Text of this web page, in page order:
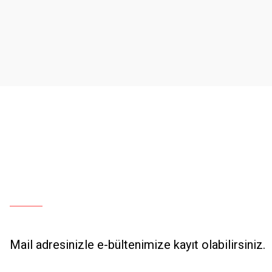
Mail adresinizle e-bültenimize kayıt olabilirsiniz.